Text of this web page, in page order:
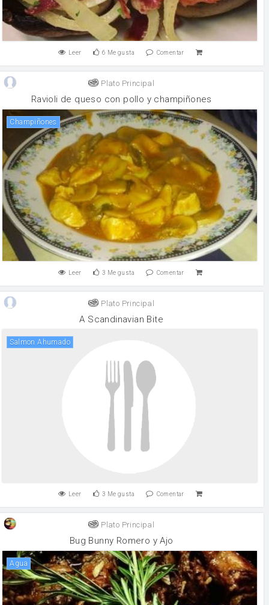
Leer 6 Me gusta Comentar
Plato Principal
Ravioli de queso con pollo y champiñones
champiñones
Leer 3 Me gusta Comentar
Plato Principal
A Scandinavian Bite
Salmon Ahumado
Leer 3 Me gusta Comentar
Plato Principal
Bug Bunny Romero y Ajo
agua